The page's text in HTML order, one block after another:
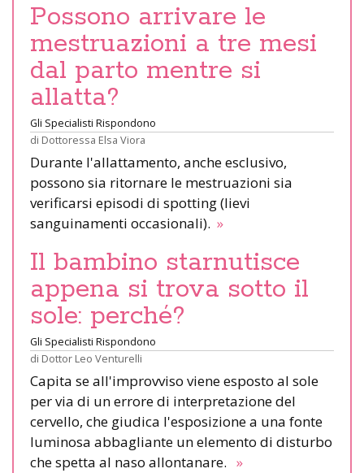
Possono arrivare le
mestruazioni a tre mesi
dal parto mentre si
allatta?
Gli Specialisti Rispondono
di Dottoressa Elsa Viora
Durante l'allattamento, anche esclusivo,
possono sia ritornare le mestruazioni sia
verificarsi episodi di spotting (lievi
sanguinamenti occasionali). »
Il bambino starnutisce
appena si trova sotto il
sole: perché?
Gli Specialisti Rispondono
di Dottor Leo Venturelli
Capita se all'improvviso viene esposto al sole
per via di un errore di interpretazione del
cervello, che giudica l'esposizione a una fonte
luminosa abbagliante un elemento di disturbo
che spetta al naso allontanare. »